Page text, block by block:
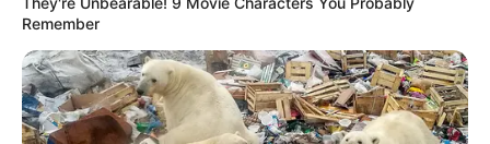
Remember